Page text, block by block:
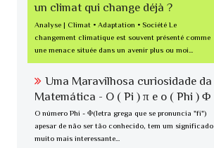
un climat qui change déjà ?
Analyse | Climat • Adaptation • Société Le
changement climatique est souvent présenté comme
une menace située dans un avenir plus ou moi...
Uma Maravilhosa curiosidade da
Matemática - O ( Pi ) π e o ( Phi ) Φ
O número Phi - Φ(letra grega que se pronuncia "fi")
apesar de não ser tão conhecido, tem um significado
muito mais interessante...